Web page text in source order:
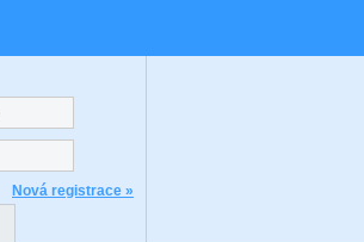
Nová registrace »